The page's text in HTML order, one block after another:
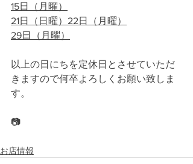
15日（月曜）
21日（日曜）22日（月曜）
29日（月曜）
以上の日にちを定休日とさせていただ
きますので何卒よろしくお願い致しま
す。
📷
お店情報